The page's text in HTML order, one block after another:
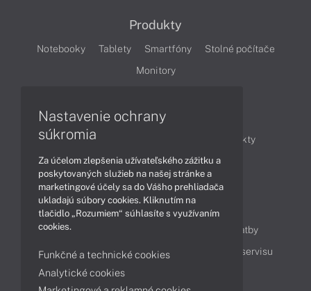
Produkty
Notebooky Tablety Smartfóny
Stolné počítače
Monitory
Články
Obchodné informácie
Produkty
Technológie
Videá
Obsah
Ako nakupovať
Možnosti doručenia a platby
Podpora a servis
Servisné služby Cenník servisu
Nastavenie ochrany
súkromia
Za účelom zlepšenia užívateľského zážitku a
poskytovaných služieb na našej stránke a
marketingové účely sa do Vášho prehliadača
ukladajú súbory cookies. Kliknutím na
tlačidlo „Rozumiem“ súhlasíte s využívaním
cookies.
Funkčné a technické cookies
Analytické cookies